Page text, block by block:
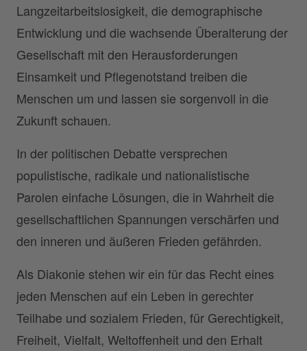
Langzeitarbeitslosigkeit, die demographische
Entwicklung und die wachsende Überalterung der
Gesellschaft mit den Herausforderungen
Einsamkeit und Pflegenotstand treiben die
Menschen um und lassen sie sorgenvoll in die
Zukunft schauen.
In der politischen Debatte versprechen
populistische, radikale und nationalistische
Parolen einfache Lösungen, die in Wahrheit die
gesellschaftlichen Spannungen verschärfen und
den inneren und äußeren Frieden gefährden.
Als Diakonie stehen wir ein für das Recht eines
jeden Menschen auf ein Leben in gerechter
Teilhabe und sozialem Frieden, für Gerechtigkeit,
Freiheit, Vielfalt, Weltoffenheit und den Erhalt